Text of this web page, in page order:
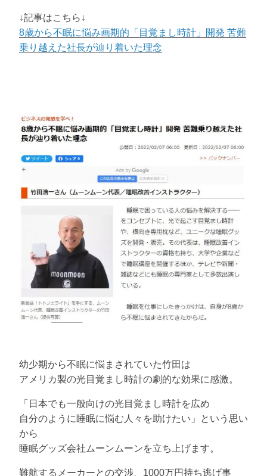
↓記事はこちら↓
8歳から不眠に悩み画期的「目覚まし時計」開発 苦難
乗り越えた社長が辿り着いた理念
幼少期から不眠に悩まされていた竹田は
アメリカ製の光目覚まし時計の劇的な効果に感激。
「日本でも一般向けの光目覚まし時計を広め
自分のように睡眠に悩む人々を助けたい」という思い
から
睡眠グッズ会社ムーンムーンを立ち上げます。
難航するメーカーとの交渉、1000万円持ち逃げ事